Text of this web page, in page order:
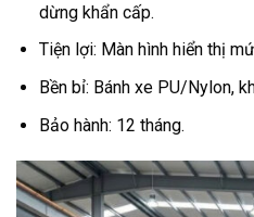
dừng khẩn cấp.
Tiện lợi: Màn hình hiển thị
Bền bỉ: Bánh xe PU/Nylon,
Bảo hành: 12 tháng.